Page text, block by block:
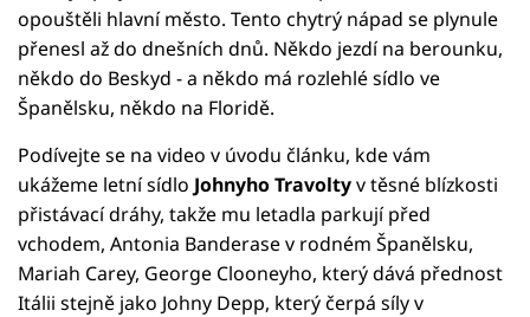
opouštěli hlavní město. Tento chytrý nápad se plynule
přenesl až do dnešních dnů. Někdo jezdí na berounku,
někdo do Beskyd - a někdo má rozlehlé sídlo ve
Španělsku, někdo na Floridě.
Podívejte se na video v úvodu článku, kde vám
ukážeme letní sídlo Johnyho Travoltyv těsné blízkosti
přistávací dráhy, takže mu letadla parkují před
vchodem, Antonia Banderase v rodném Španělsku,
Mariah Carey, George Clooneyho, který dává přednost
Itálii stejně jako Johny Depp, který čerpá síly v